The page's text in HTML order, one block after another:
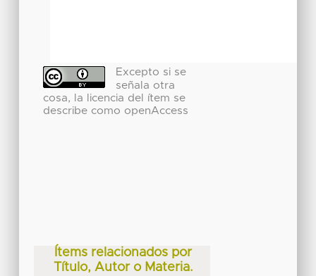
Excepto si se
señala otra
cosa, la licencia del ítem se
describe como openAccess
Ítems relacionados por
Título, Autor o Materia.